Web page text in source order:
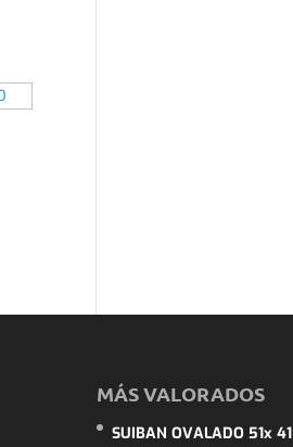
MÁS VALORADOS
SUIBAN OVALADO 51x 41